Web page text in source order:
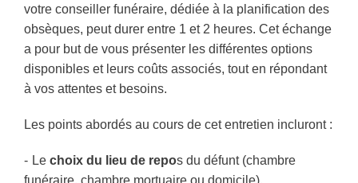
votre conseiller funéraire, dédiée à la planification des
obsèques, peut durer entre 1 et 2 heures. Cet échange
a pour but de vous présenter les différentes options
disponibles et leurs coûts associés, tout en répondant
à vos attentes et besoins.
Les points abordés au cours de cet entretien incluront :
Le choix du lieu de repos du défunt (chambre
funéraire, chambre mortuaire ou domicile),